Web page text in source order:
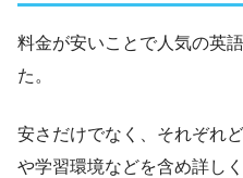
料金が安いことで人気の英
た。
安さだけでなく、それぞれ
や学習環境などを含め詳しく